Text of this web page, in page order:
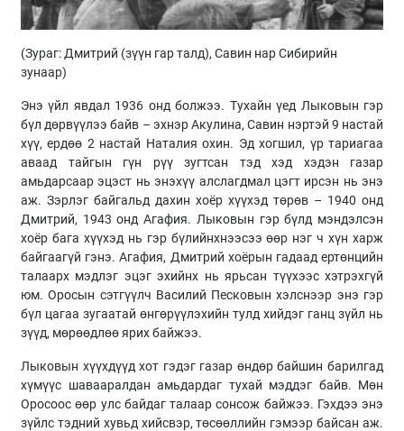
(Зураг: Дмитрий (зүүн гар талд), Савин нар Сибирийн
зунаар)
Энэ үйл явдал 1936 онд болжээ. Тухайн үед Лыковын гэр
бүл дөрвүүлээ байв – эхнэрАкулина,Савин нэртэй 9 настай
хүү, ердөө 2 настай Наталия охин. Эд хогшил, үр тариагаа
аваад тайгын гүн рүүзугтсан тэд хэд хэдэн газар
амьдарсаар эцэст нь энэхүү алслагдмал цэгт ирсэн нь энэ
аж. Зэрлэг байгальд дахин хоёр хүүхэд төрөв – 1940 онд
Дмитрий, 1943 ондАгафия. Лыковын гэр бүлд мэндэлсэн
хоёр бага хүүхэд нь гэр бүлийнхнээсээ өөр нэг ч хүн харж
байгаагүй гэнэ.Агафия, Дмитрий хоёрын гадаад ертөнцийн
талаарх мэдлэг эцэг эхийнх нь ярьсан түүхээс хэтрэхгүй
юм. Оросын сэтгүүлч Василий Песковын хэлснээр энэ гэр
бүл цагаа зугаатай өнгөрүүлэхийн тулд хийдэг ганц зүйл нь
зүүд, мөрөөдлөө ярих байжээ.
Лыковын хүүхдүүд хот гэдэг газар өндөр байшин барилгад
хүмүүс шавааралдан амьдардаг тухай мэддэг байв. Мөн
Оросоос өөр улс байдаг талаар сонсож байжээ. Гэхдээ энэ
зүйлс тэдний хувьд хийсвэр, төсөөллийн гэмээр байсан аж.